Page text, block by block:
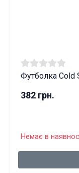
Футболка Cold
382 грн.
Немає в